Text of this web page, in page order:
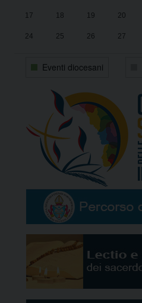
17 18 19 20
24 25 26 27
Eventi diocesani